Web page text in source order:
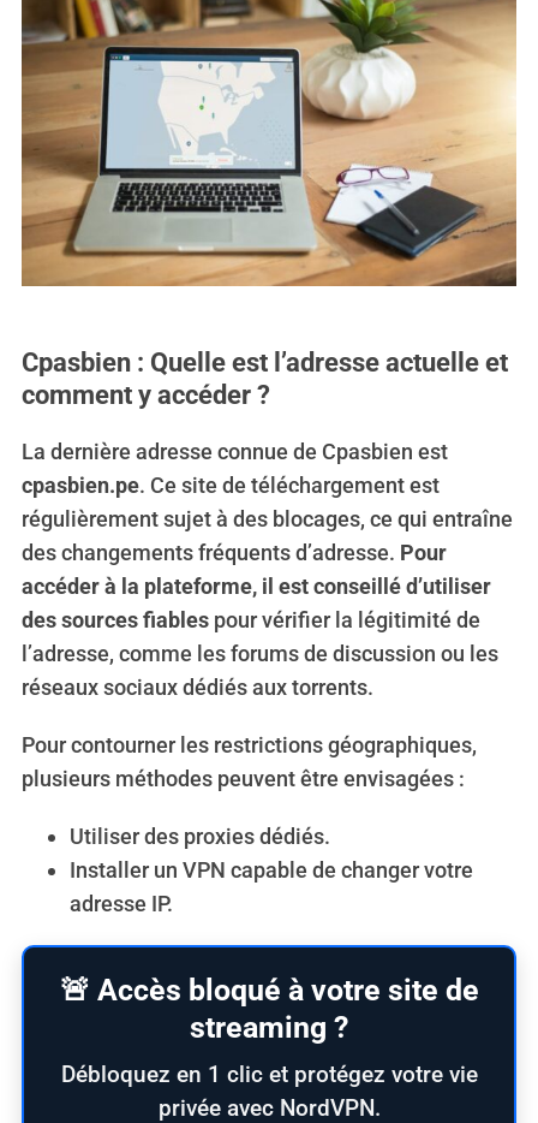
Cpasbien : Quelle est l’adresse actuelle et
comment y accéder ?
La dernière adresse connue de Cpasbien est
cpasbien.pe. Ce site de téléchargement est
régulièrement sujet à des blocages, ce qui entraîne
des changements fréquents d’adresse. Pour
accéder à la plateforme, il est conseillé d’utiliser
des sources fiablespour vérifier la légitimité de
l’adresse, comme les forums de discussion ou les
réseaux sociaux dédiés aux torrents.
Pour contourner les restrictions géographiques,
plusieurs méthodes peuvent être envisagées :
Utiliser des proxies dédiés.
Installer un VPN capable de changer votre
adresse IP.
🚨 Accès bloqué à votre site de
streaming ?
Débloquez en 1 clic et protégez votre vie
privée avec NordVPN.